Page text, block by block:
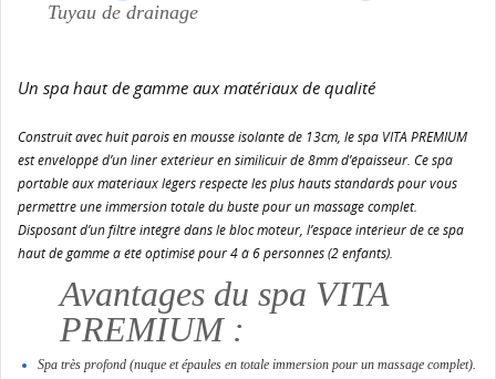
Tuyau de drainage
Un spa haut de gamme aux matériaux de qualité
Construit avec huit parois en mousse isolante de 13cm, le spa VITA PREMIUM
est enveloppé d’un liner extérieur en similicuir de 8mm d’épaisseur. Ce spa
portable aux matériaux légers respecte les plus hauts standards pour vous
permettre une immersion totale du buste pour un massage complet.
Disposant d’un filtre intégré dans le bloc moteur, l’espace intérieur de ce spa
haut de gamme a été optimisé pour 4 à 6 personnes (2 enfants).
Avantages du spa VITA
PREMIUM :
Spa très profond (nuque et épaules en totale immersion pour un massage complet).